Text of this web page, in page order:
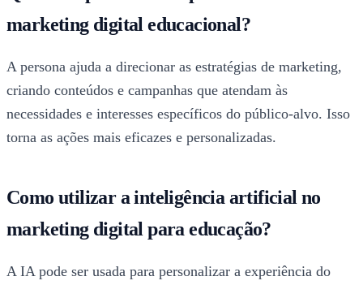
marketing digital educacional?
A persona ajuda a direcionar as estratégias de marketing,
criando conteúdos e campanhas que atendam às
necessidades e interesses específicos do público-alvo. Isso
torna as ações mais eficazes e personalizadas.
Como utilizar a inteligência artificial no
marketing digital para educação?
A IA pode ser usada para personalizar a experiência do